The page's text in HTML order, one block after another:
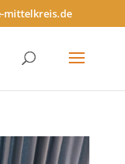
mittelkreis.de